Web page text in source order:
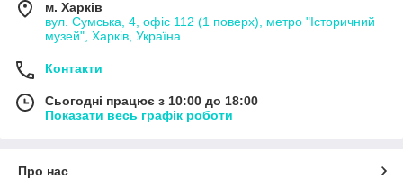
м. Харків
вул. Сумська, 4, офіс 112 (1 поверх), метро "Історичний
музей", Харків, Україна
Контакти
Сьогодні працює з 10:00 до 18:00
Показати весь графік роботи
Про нас